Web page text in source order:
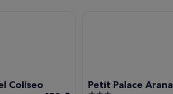
Coliseo Petit Palace Arana